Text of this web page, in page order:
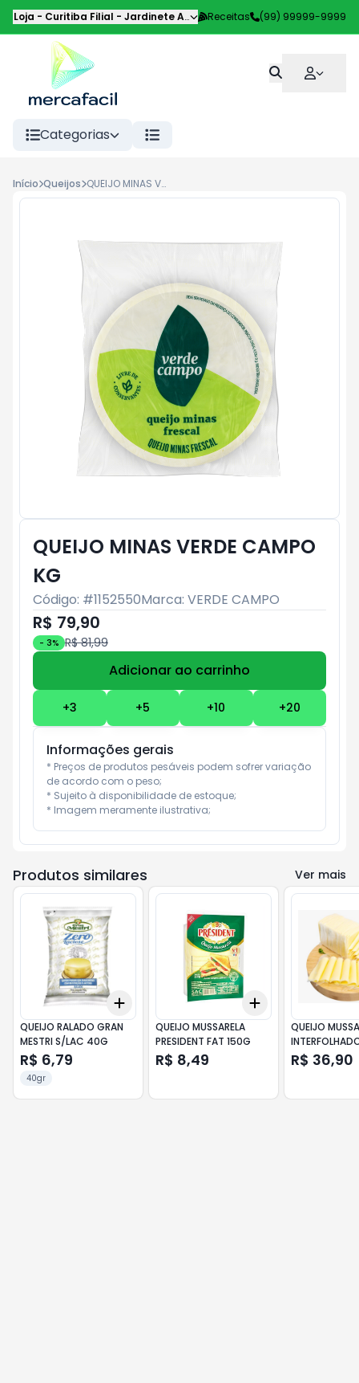
Loja - Curitiba Filial - Jardinete Alice Pilotto, Curitiba-PR
Receitas (99) 99999-9999
Categorias
Início Queijos QUEIJO MINAS VERDE CAMPO KG
QUEIJO MINAS VERDE CAMPO
KG
Código: #1152550Marca: VERDE CAMPO
R$ 79,90
- 3% R$ 81,99
Adicionar ao carrinho
+3 +5 +10 +20
Informações gerais
* Preços de produtos pesáveis podem sofrer variação
de acordo com o peso;
* Sujeito à disponibilidade de estoque;
* Imagem meramente ilustrativa;
Produtos similares Ver mais
+10
Add
QUEIJO RALADO GRAN
MESTRI S/LAC 40G
R$ 6,79
40gr
10
Add
QUEIJO MUSSARELA
PRESIDENT FAT 150G
R$ 8,49
QUEIJO
R$ 36,90